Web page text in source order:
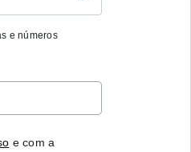
e números
e com a